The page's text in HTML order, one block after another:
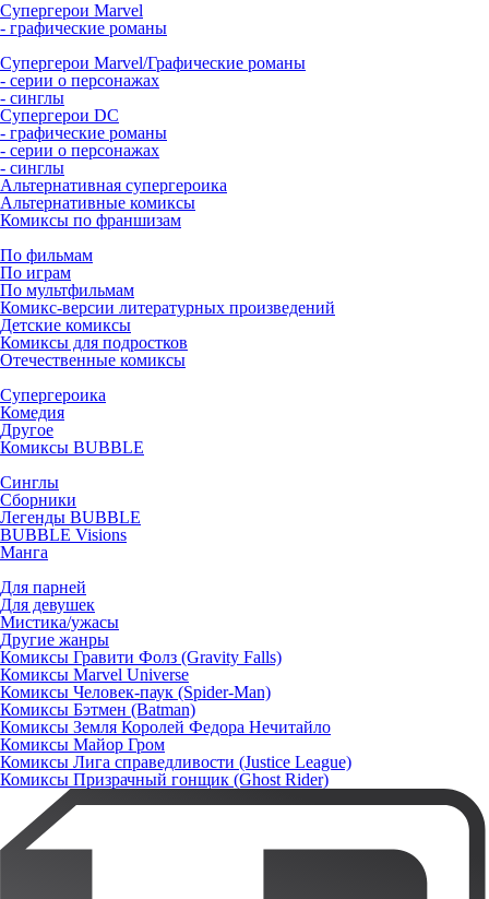
Супергерои Marvel
- графические романы
Супергерои Marvel/Графические романы
- серии о персонажах
- синглы
Супергерои DC
- графические романы
- серии о персонажах
- синглы
Альтернативная супергероика
Альтернативные комиксы
Комиксы по франшизам
По фильмам
По играм
По мультфильмам
Комикс-версии литературных произведений
Детские комиксы
Комиксы для подростков
Отечественные комиксы
Супергероика
Комедия
Другое
Комиксы BUBBLE
Синглы
Сборники
Легенды BUBBLE
BUBBLE Visions
Манга
Для парней
Для девушек
Мистика/ужасы
Другие жанры
Комиксы Гравити Фолз (Gravity Falls)
Комиксы Marvel Universe
Комиксы Человек-паук (Spider-Man)
Комиксы Бэтмен (Batman)
Комиксы Земля Королей Федора Нечитайло
Комиксы Майор Гром
Комиксы Лига справедливости (Justice League)
Комиксы Призрачный гонщик (Ghost Rider)